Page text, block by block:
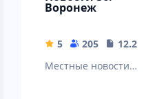
Воронеж
5 205
12.22 MB
Местные новости: